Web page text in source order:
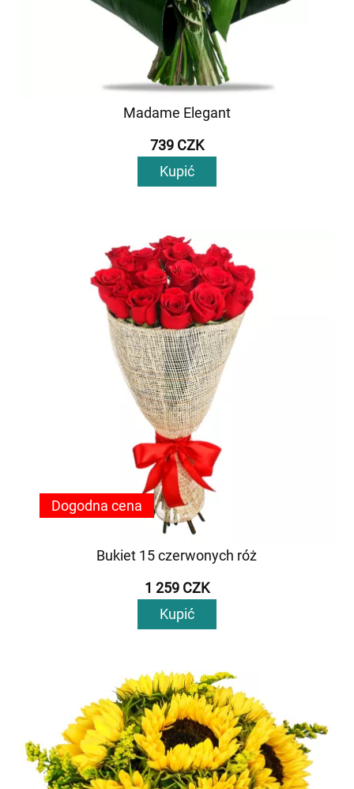
Madame Elegant
739 CZK
Kupić
Bukiet 15 czerwonych róż
1 259 CZK
Kupić
Dogodna cena